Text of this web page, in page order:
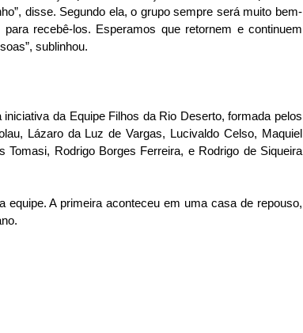
disse. Segundo ela, o grupo sempre será muito bem-
recebê-los. Esperamos que retornem e continuem
sublinhou.
da Equipe Filhos da Rio Deserto, formada pelos
Lázaro da Luz de Vargas, Lucivaldo Celso, Maquiel
Tomasi, Rodrigo Borges Ferreira, e Rodrigo de Siqueira
equipe. A primeira aconteceu em uma casa de repouso,